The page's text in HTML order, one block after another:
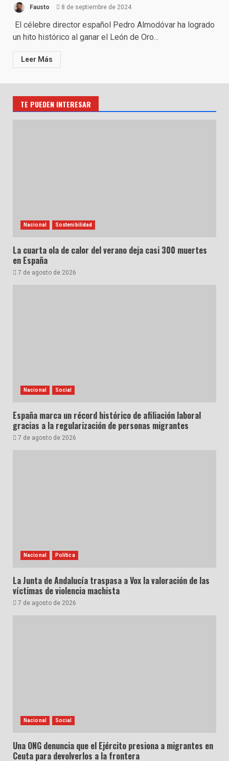
Fausto 8 de septiembre de 2024
El célebre director español Pedro Almodóvar ha logrado
un hito histórico al ganar el León de Oro...
Leer Más
TE PUEDEN INTERESAR
Nacional Sostenibilidad
La cuarta ola de calor del verano deja casi 300 muertes
en España
7 de agosto de 2026
Nacional Social
España marca un récord histórico de afiliación laboral
gracias a la regularización de personas migrantes
7 de agosto de 2026
Nacional Política
La Junta de Andalucía traspasa a Vox la valoración de las
víctimas de violencia machista
7 de agosto de 2026
Nacional Social
Una ONG denuncia que el Ejército presiona a migrantes en
Ceuta para devolverlos a la frontera